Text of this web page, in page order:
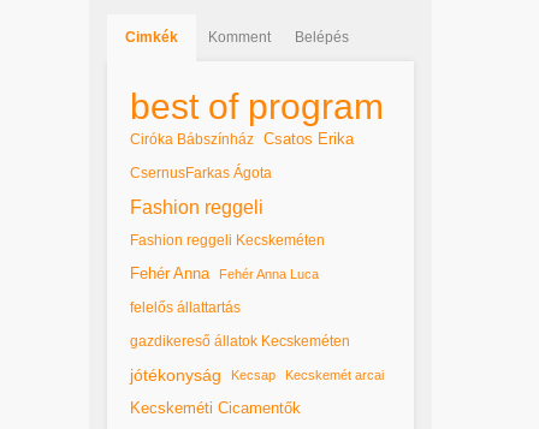
Cimkék Komment Belépés
best of program
Ciróka Bábszínház Csatos Erika
CsernusFarkas Ágota
Fashion reggeli
Fashion reggeli Kecskeméten
Fehér Anna Fehér Anna Luca
felelős állattartás
gazdikereső állatok Kecskeméten
jótékonyság Kecsap Kecskemét arcai
Kecskeméti Cicamentők